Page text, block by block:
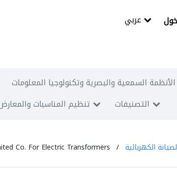
الأنظمة السمعية والبصرية وتكنولوجيا المعلومات
تنظيم المناسبات التصنيفات
الكهربائية Co. For Electric Transformers